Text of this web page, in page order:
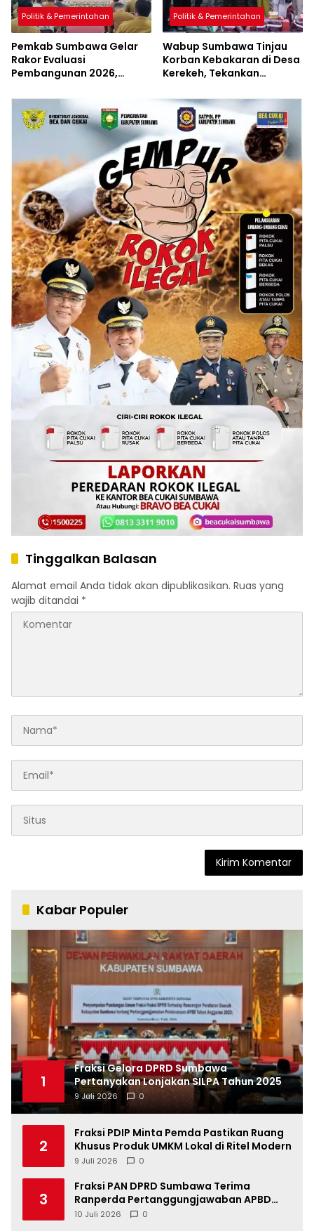
Politik & Pemerintahan
Pemkab Sumbawa Gelar
Rakor Evaluasi
Pembangunan 2026,
Perubahan Resmi
Diluncurkan
Politik & Pemerintahan
Wabup Sumbawa Tinjau
Korban Kebakaran di Desa
Kerekeh, Tekankan
Tinggalkan Balasan
Alamat email Anda tidak akan dipublikasikan. Ruas yang
wajib ditandai *
Kabar Populer
1
Fraksi Gelora DPRD Sumbawa
Pertanyakan Lonjakan SILPA Tahun 2025
9 Juli 2026 0
2
Fraksi PDIP Minta Pemda Pastikan Ruang
Khusus Produk UMKM Lokal di Ritel Modern
9 Juli 2026 0
3
Fraksi PAN DPRD Sumbawa Terima
Ranperda Pertanggungjawaban APBD
2025, Soroti SILPA Rp201,68 Miliar dan
10 Juli 2026 0